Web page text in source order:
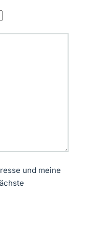
und meine